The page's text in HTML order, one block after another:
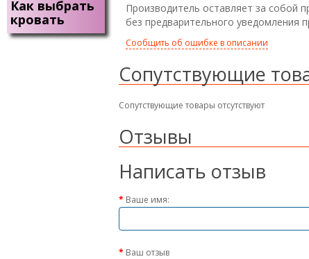
Как выбрать
кровать
Производитель оставляет за собой
без предварительного уведомления
Сообщить об ошибке в описании
Сопутствующие
Сопутствующие товары отсутствуют
Отзывы
Написать отзыв
Ваше имя:
Ваш отзыв